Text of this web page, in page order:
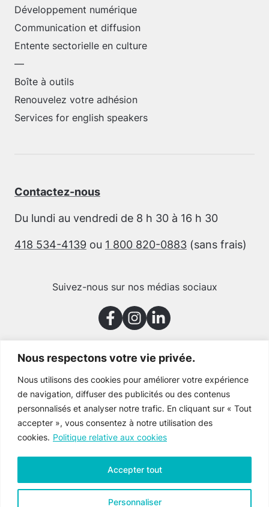
Nous respectons votre vie privée.
Nous utilisons des cookies pour améliorer votre expérience
de navigation, diffuser des publicités ou des contenus
personnalisés et analyser notre trafic. En cliquant sur « Tout
accepter », vous consentez à notre utilisation des
cookies. Politique relative aux cookies
Personnaliser
Accepter tout
Développement numérique
Communication et diffusion
Entente sectorielle en culture
—
Boîte à outils
Renouvelez votre adhésion
Services for english speakers
Contactez-nous
Du lundi au vendredi de 8 h 30 à 16 h 30
418 534-4139 ou 1 800 820-0883 (sans frais)
Suivez-nous sur nos médias sociaux
Merci à nos partenaires